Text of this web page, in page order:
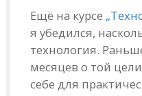
Ещё на курсе
я убедился,
технология.
месяцев о той
себе для